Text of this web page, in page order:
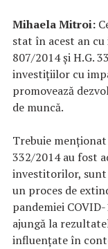
Mihaela Mitroi:
stat în acest an
807/2014 și H.G.
investiţiilor cu
promovează
de muncă.
Trebuie menționat
332/2014 au fost
investitorilor,
un proces de
pandemiei
ajungă la
influențate în